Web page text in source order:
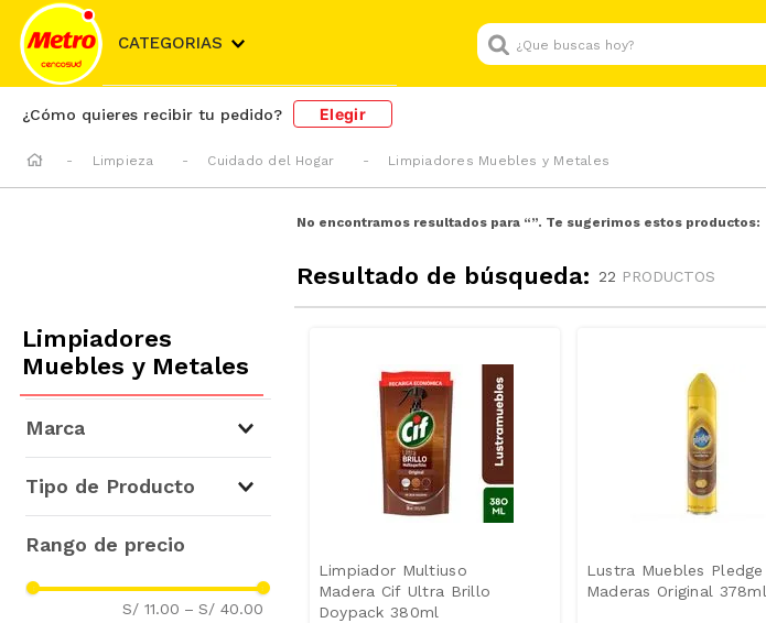
CATEGORIAS
¿Que buscas hoy?
¿Cómo quieres recibir tu pedido? Elegir
Limpieza Cuidado del Hogar Limpiadores Muebles y Metales
No encontramos resultados para “”. Te sugerimos estos productos:
Resultado de búsqueda: 22 PRODUCTOS
Limpiadores
Muebles y Metales
Marca
Binner
Dr. Beckmann (2)
Tipo de Producto
(9)
Lustra Muebles (4)
Limpiador (2)
S/ 11.00 – S/ 40.00
Limpiador Multiuso
Madera Cif Ultra Brillo
Doypack 380ml
Lustra Muebles Pledge
Maderas Original 378ml